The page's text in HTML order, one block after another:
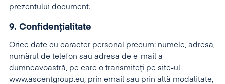
prezentului document.
9. Confidențialitate
Orice date cu caracter personal precum: numele, adresa,
numărul de telefon sau adresa de e-mail a
dumneavoastră, pe care o transmiteți pe site-ul
www.ascentgroup.eu, prin email sau prin altă modalitate,